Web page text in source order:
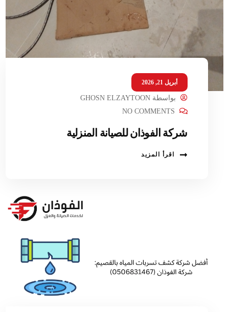
أبريل 21, 2026
بواسطةGHOSN ELZAYTOON
NO COMMENTS
شركة الفوذان للصيانة المنزلية
اقرأ المزيد